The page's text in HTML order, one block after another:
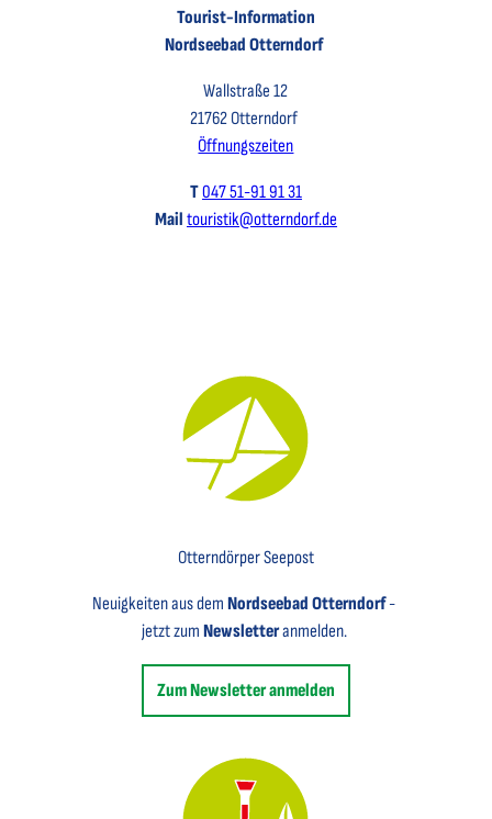
Tourist-Information
Nordseebad Otterndorf
Wallstraße 12
21762 Otterndorf
Öffnungszeiten
T047 51-91 91 31
Mail touristik@otterndorf.de
Otterndörper Seepost
Neuigkeiten aus demNordseebad Otterndorf-
jetzt zum Newsletteranmelden.
Zum Newsletter anmelden